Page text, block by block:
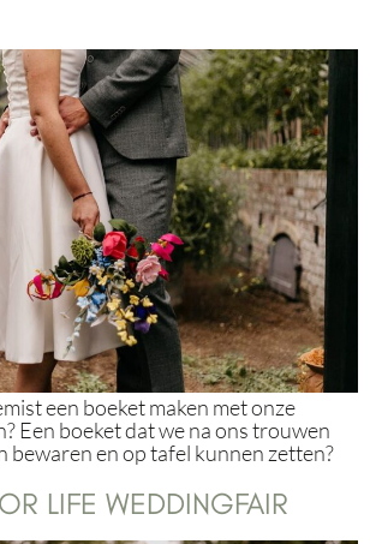
een boeket maken met onze
Een boeket dat we na ons trouwen
bewaren en op tafel kunnen zetten?
LIFE WEDDINGFAIR